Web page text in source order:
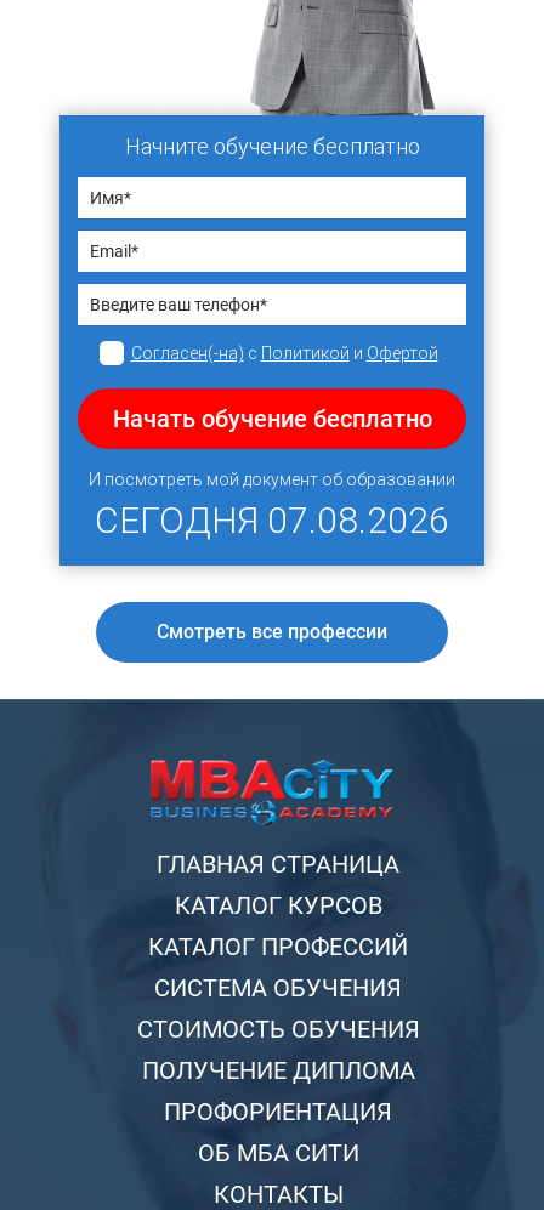
Начните обучение бесплатно
Согласен(-на) с Политикой и Офертой
Начать обучение бесплатно
И посмотреть мой документ об образовании
СЕГОДНЯ 07.08.2026
Смотреть все профессии
ГЛАВНАЯ СТРАНИЦА
КАТАЛОГ КУРСОВ
КАТАЛОГ ПРОФЕССИЙ
СИСТЕМА ОБУЧЕНИЯ
СТОИМОСТЬ ОБУЧЕНИЯ
ПОЛУЧЕНИЕ ДИПЛОМА
ПРОФОРИЕНТАЦИЯ
ОБ МБА СИТИ
КОНТАКТЫ